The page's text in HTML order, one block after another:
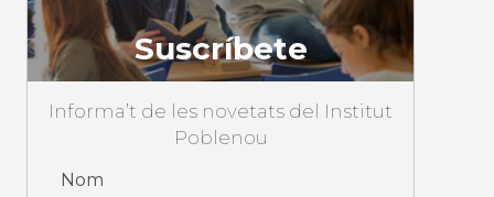
Suscríbete
Informa’t de les novetats del Institut
Poblenou